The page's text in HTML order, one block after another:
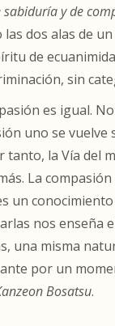
sabiduría y de
dos alas de
de
sin
es igual.
uno se vuelve
la Vía del
La
un
nos enseña
una misma
por un
Bosatsu.